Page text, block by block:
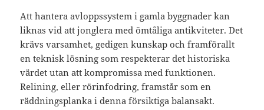
Att hantera avloppssystem i gamla byggnader kan
liknas vid att jonglera med ömtåliga antikviteter. Det
krävs varsamhet, gedigen kunskap och framförallt
en teknisk lösning som respekterar det historiska
värdet utan att kompromissa med funktionen.
Relining, eller rörinfodring, framstår som en
räddningsplanka i denna försiktiga balansakt.